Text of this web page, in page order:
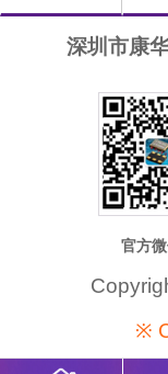
振
振
晶振
拉隆
CTS
NJR
IQD
晶振
NEL
深圳市康
官方
※